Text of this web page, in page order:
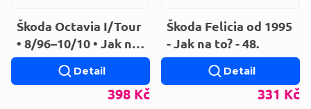
Škoda Octavia I/Tour
• 8/96–10/10 • Jak na
to? č. 60
398 Kč
Detail
Škoda Felicia od 1995
- Jak na to? - 48.
331 Kč
Detail